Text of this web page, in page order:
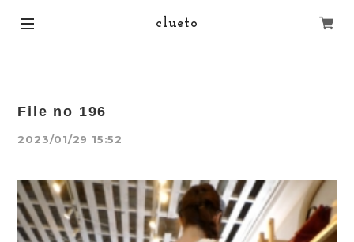
clueto
File no 196
2023/01/29 15:52